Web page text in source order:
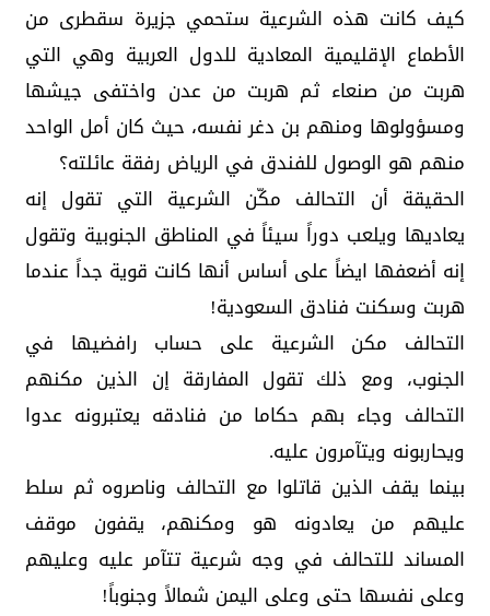
كيف كانت هذه الشرعية ستحمي جزيرة سقطرى من
الأطماع الإقليمية المعادية للدول العربية وهي التي
هربت من صنعاء ثم هربت من عدن واختفى جيشها
ومسؤولوها ومنهم بن دغر نفسه، حيث كان أمل الواحد
منهم هو الوصول للفندق في الرياض رفقة عائلته؟
الحقيقة أن التحالف مكّن الشرعية التي تقول إنه
يعاديها ويلعب دوراً سيئاً في المناطق الجنوبية وتقول
إنه أضعفها ايضاً على أساس أنها كانت قوية جداً عندما
هربت وسكنت فنادق السعودية!
التحالف مكن الشرعية على حساب رافضيها في
الجنوب، ومع ذلك تقول المفارقة إن الذين مكنهم
التحالف وجاء بهم حكاما من فنادقه يعتبرونه عدوا
ويحاربونه ويتآمرون عليه.
بينما يقف الذين قاتلوا مع التحالف وناصروه ثم سلط
عليهم من يعادونه هو ومكنهم، يقفون موقف
المساند للتحالف في وجه شرعية تتآمر عليه وعليهم
وعلى نفسها حتى وعلى اليمن شمالاً وجنوباً!